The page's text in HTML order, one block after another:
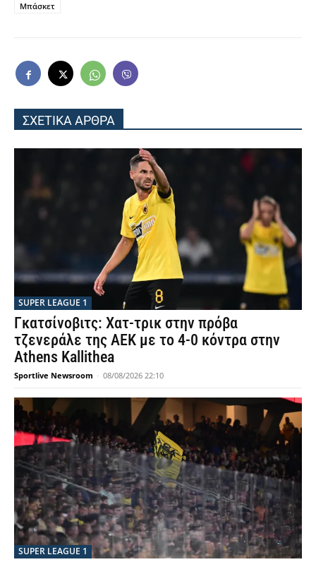
Μπάσκετ
ΣΧΕΤΙΚΑ ΑΡΘΡΑ
SUPER LEAGUE 1
Γκατσίνοβιτς: Χατ-τρικ στην πρόβα
τζενεράλε της ΑΕΚ με το 4-0 κόντρα στην
Athens Kallithea
Sportlive Newsroom - 08/08/2026 22:10
SUPER LEAGUE 1